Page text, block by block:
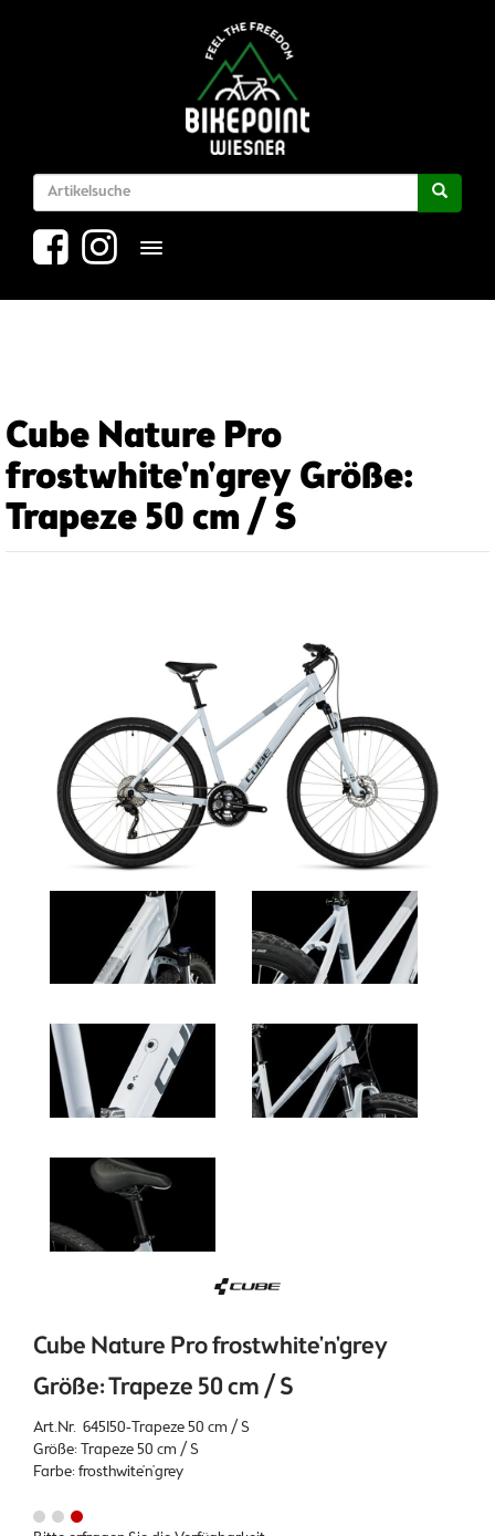
Toggle navigation
Cube Nature Pro
frostwhite'n'grey Größe:
Trapeze 50 cm / S
Cube Nature Pro frostwhite'n'grey
Größe: Trapeze 50 cm / S
Art.Nr. 645150-Trapeze 50 cm / S
Größe: Trapeze 50 cm / S
Farbe: frosthwite'n'grey